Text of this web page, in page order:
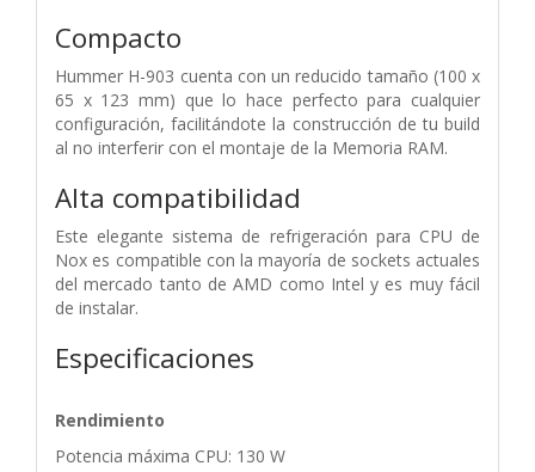
Compacto
Hummer H-903 cuenta con un reducido tamaño (100 x
65 x 123 mm) que lo hace perfecto para cualquier
configuración, facilitándote la construcción de tu build
al no interferir con el montaje de la Memoria RAM.
Alta compatibilidad
Este elegante sistema de refrigeración para CPU de
Nox es compatible con la mayoría de sockets actuales
del mercado tanto de AMD como Intel y es muy fácil
de instalar.
Especificaciones
Rendimiento
Potencia máxima CPU: 130 W